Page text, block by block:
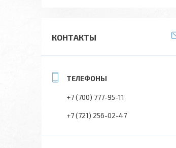
КОНТАКТЫ
+7 (700) 777-95-11
+7 (721) 256-02-47